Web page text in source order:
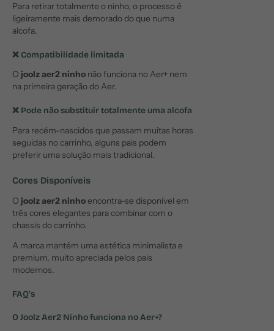
Para retirar totalmente o ninho, o processo é
ligeiramente mais demorado do que numa
alcofa.
❌ Compatibilidade limitada
O joolz aer2 ninho não funciona no Aer+ nem
na primeira geração do Aer.
❌ Pode não substituir totalmente uma alcofa
Para recém-nascidos que passam muitas horas
seguidas no carrinho, alguns pais podem
preferir uma solução mais tradicional.
Cores Disponíveis
O joolz aer2 ninhoencontra-se disponível em
três cores elegantes para combinar com o
chassis do carrinho.
A marca mantém uma estética minimalista e
premium, muito apreciada pelos pais
modernos.
FAQ’s
O Joolz Aer2 Ninho funciona no Aer+?